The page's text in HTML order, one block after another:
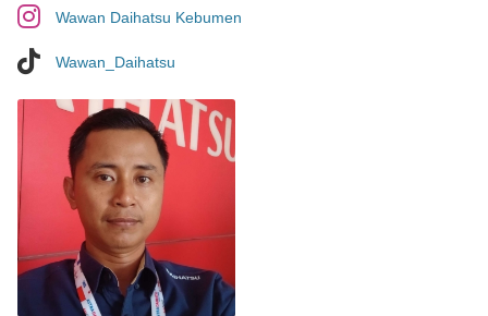
IGWawan Daihatsu Kebumen
Tiktok
Wawan_Daihatsu